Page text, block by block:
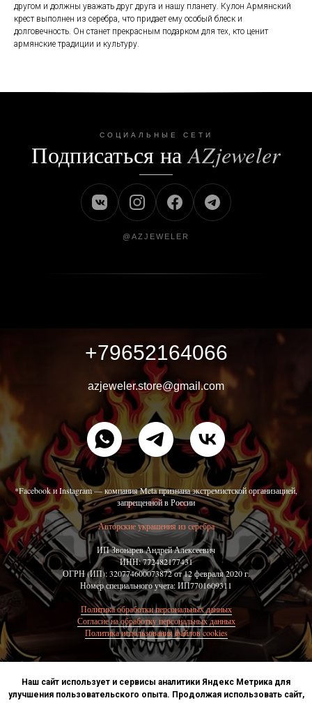
другом и должны уважать друг друга и нашу планету. Кулон Армянский
крест выполнен из серебра, что придает ему особый блеск и
долговечность. Он станет прекрасным подарком для тех, кто ценит
армянские традиции и культуру.
Наш сайт использует и сервисы аналитики Яндекс Метрика для
улучшения пользовательского опыта. Продолжая использовать сайт,
СОЦИАЛЬНЫЕ СЕТИ
Подписаться наAZjeweler
@AZJEWELER
+79652164066
azjeweler.store@gmail.com
*Facebook и Instagram — компания Meta признана экстремистской организацией,
запрещенной в России
Авторские украшения из серебра
ИП Звонарев Андрей Алексеевич
ИНН: 772482177431
ОГРН (ИП): 320774600073872 от 12 февраля 2020 г.
Номер специального учета: ИП7701609311
Политика обработки персональных данных
Согласие на обработку персональных данных
Политика использования файлов cookies